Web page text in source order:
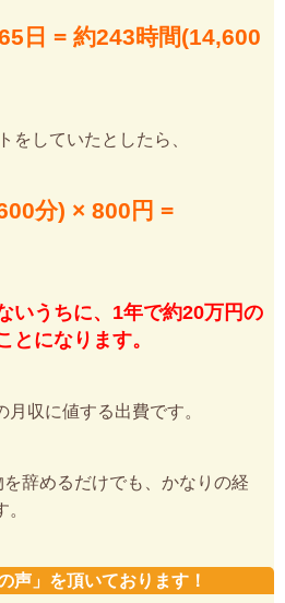
日 = 約243時間(14,600
をしていたとしたら、
分) × 800円 =
いうちに、1年で約20万円の
とになります。
収に値する出費です。
辞めるだけでも、かなりの経
声」を頂いております！